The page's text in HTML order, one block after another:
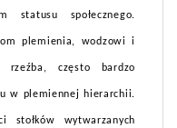
statusu społecznego.
plemienia, wodzowi i
rzeźba, często bardzo
w plemiennej hierarchii.
stołków wytwarzanych